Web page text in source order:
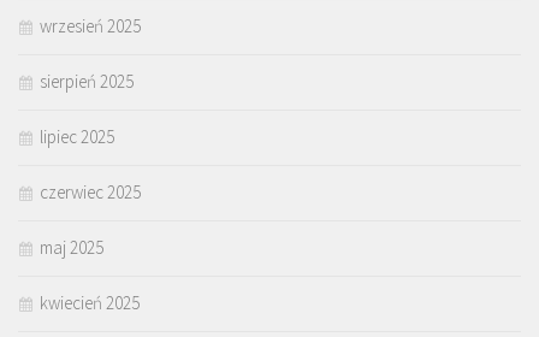
wrzesień 2025
sierpień 2025
lipiec 2025
czerwiec 2025
maj 2025
kwiecień 2025